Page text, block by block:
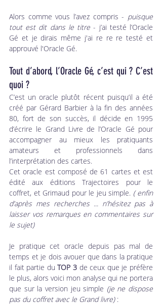
Alors comme vous l’avez compris - puisque
tout est dit dans le titre - j’ai testé l’Oracle
Gé et je dirais même j'ai re re re testé et
approuvé l'Oracle Gé.
Tout d’abord, l’Oracle Gé, c’est qui ? C’est
quoi ?
C’est un oracle plutôt récent puisqu’il a été
créé par Gérard Barbier à la fin des années
80, fort de son succès, il décide en 1995
d’écrire le Grand Livre de l’Oracle Gé pour
accompagner au mieux les pratiquants
amateurs et professionnels dans
l’interprétation des cartes.
Cet oracle est composé de 61 cartes et est
édité aux éditions Trajectoires pour le
coffret, et Grimaud pour le jeu simple. ( enfin
d’après mes recherches ... n’hésitez pas à
laisser vos remarques en commentaires sur
le sujet)
Je pratique cet oracle depuis pas mal de
temps et je dois avouer que dans la pratique
il fait partie du TOP 3 de ceux que je préfère
le plus, alors voici mon analyse qui ne portera
que sur la version jeu simple (je ne dispose
pas du coffret avec le Grand livre) :